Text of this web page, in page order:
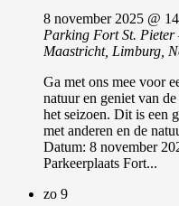
8 november 2025 @
Parking Fort St. Pieter
Maastricht, Limburg,
Ga met ons mee voor
natuur en geniet van
het seizoen. Dit is een
met anderen en de
Datum: 8 november
Parkeerplaats Fort...
zo 9